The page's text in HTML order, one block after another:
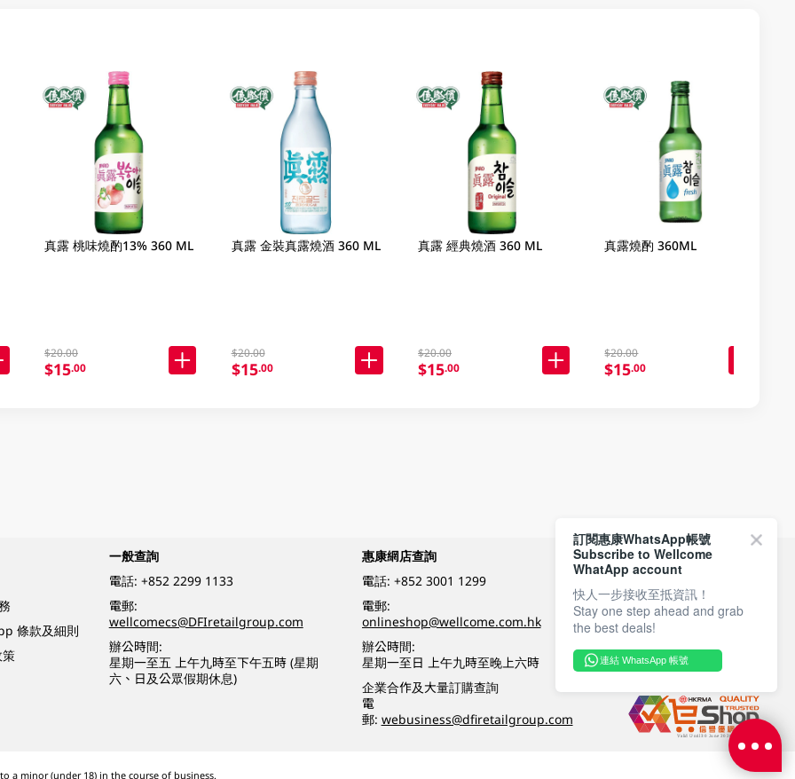
真露 桃味燒酌13% 360 ML
$20.00
$15.00
真露 金裝真露燒酒 360 ML
$20.00
$15.00
真露 經典燒酒 360 ML
$20.00
$15.00
真露燒酌 360ML
$20.00
$15.00
條款及細則
一般查詢
電話: +852 2299 1133
電郵:
wellcomecs@DFIretailgroup.com
辦公時間:
星期一至五 上午九時至下午五時 (星期
六、日及公眾假期休息)
惠康網店查詢
電話: +852 3001 1299
電郵:
onlineshop@wellcome.com.hk
辦公時間:
星期一至日 上午九時至晚上六時
企業合作及大量訂購查詢
電
郵: webusiness@dfiretailgroup.com
付款方式
關注我們
minor (under 18) in the course of business.
訂閱惠康WhatsApp帳號
Subscribe to Wellcome
WhatApp account
快人一步接收至抵資訊！
Stay one step ahead and grab
the best deals!
連結 WhatsApp 帳號